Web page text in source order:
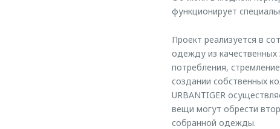
функционирует
Проект реализуется в
одежду из
потребления,
создании собственных
URBANTIGER
вещи могут обрести
собранной одежды.